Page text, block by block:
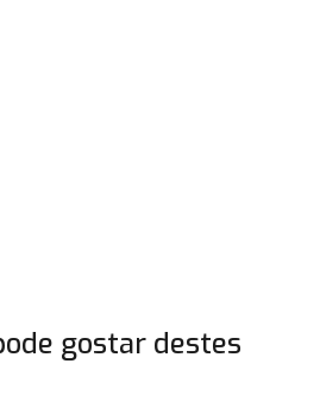
gostar destes